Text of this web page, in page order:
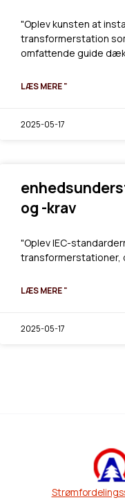
"Oplev kunsten at
transformerstation
omfattende guide
LÆS MERE "
2025-05-17
og -krav
"Oplev IEC-
transformerstationer,
LÆS MERE "
2025-05-17